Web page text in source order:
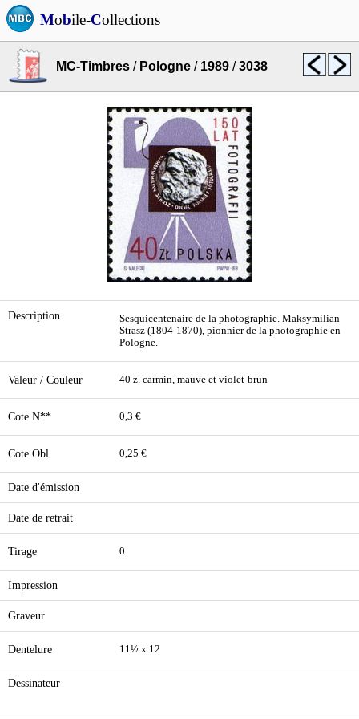
Mobile-Collections
MC-Timbres / Pologne / 1989 /3038
Description
Sesquicentenaire de la photographie. Maksymilian
Strasz (1804-1870), pionnier de la photographie en
Pologne.
Valeur / Couleur 40 z. carmin, mauve et violet-brun
Cote N** 0,3 €
Cote Obl. 0,25 €
Date d'émission
Date de retrait
Tirage 0
Impression
Graveur
Dentelure 11½ x 12
Dessinateur